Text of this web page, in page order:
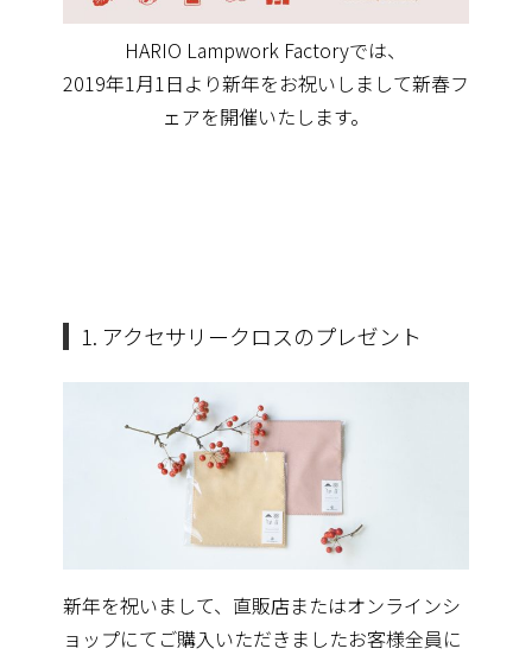
HARIO Lampwork Factoryでは、
2019年1月1日より新年をお祝いしまして新春フ
ェアを開催いたします。
1. アクセサリークロスのプレゼント
新年を祝いまして、 直販店またはオンラインシ
ョップにてご購入いただきましたお客様全員に